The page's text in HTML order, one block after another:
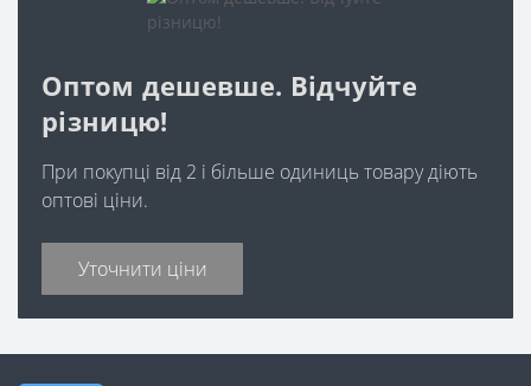
Оптом дешевше. Відчуйте
різницю!
При покупці від 2 і більше одиниць товару діють
оптові ціни.
Уточнити ціни